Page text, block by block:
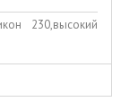
230,высокий